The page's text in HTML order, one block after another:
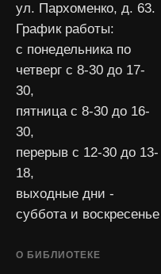
ул. Пархоменко, д. 63.
График работы:
с понедельника по
четверг с 8-30 до 17-
30,
пятница с 8-30 до 16-
30,
перерыв с 12-30 до 13-
18,
выходные дни -
суббота и воскресенье
О БИБЛИОТЕКЕ